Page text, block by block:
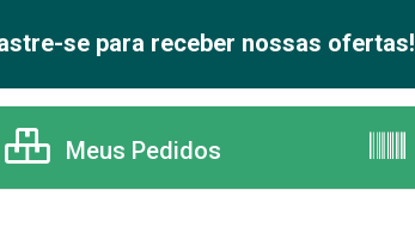
se para receber nossas ofertas!
Meus Pedidos